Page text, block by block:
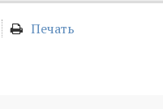
Печать